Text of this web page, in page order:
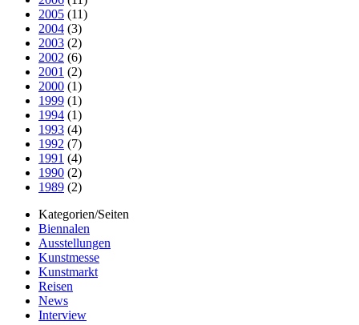
2005 (11)
2004 (3)
2003 (2)
2002 (6)
2001 (2)
2000 (1)
1999 (1)
1994 (1)
1993 (4)
1992 (7)
1991 (4)
1990 (2)
1989 (2)
Kategorien/Seiten
Biennalen
Ausstellungen
Kunstmesse
Kunstmarkt
Reisen
News
Interview